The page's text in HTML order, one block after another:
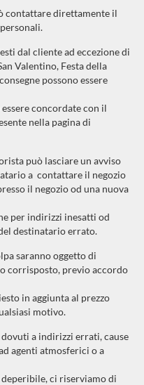
contattare direttamente il
dal cliente ad eccezione di
Valentino, Festa della
possono essere
concordate con il
nella pagina di
può lasciare un avviso
a contattare il negozio
il negozio od una nuova
per indirizzi inesatti od
destinatario errato.
saranno oggetto di
corrisposto, previo accordo
in aggiunta al prezzo
motivo.
a indirizzi errati, cause
agenti atmosferici o a
ci riserviamo di